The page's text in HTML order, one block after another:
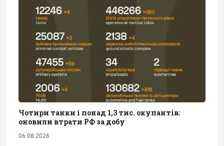
Чотири танки і понад 1,3 тис. окупантів:
оновили втрати РФ за добу
06.08.2026